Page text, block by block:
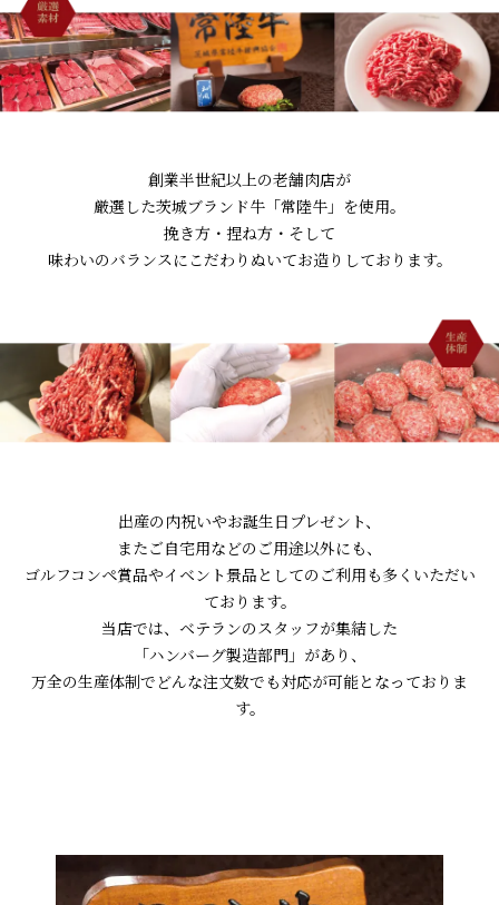
創業半世紀以上の老舗肉店が
厳選した茨城ブランド牛「常陸牛」を使用。
挽き方・捏ね方・そして
味わいのバランスにこだわりぬいてお造りしております。
出産の内祝いやお誕生日プレゼント、
またご自宅用などのご用途以外にも、
ゴルフコンペ賞品やイベント景品としてのご利用も多くいただい
ております。
当店では、ベテランのスタッフが集結した
「ハンバーグ製造部門」があり、
万全の生産体制でどんな注文数でも対応が可能となっておりま
す。